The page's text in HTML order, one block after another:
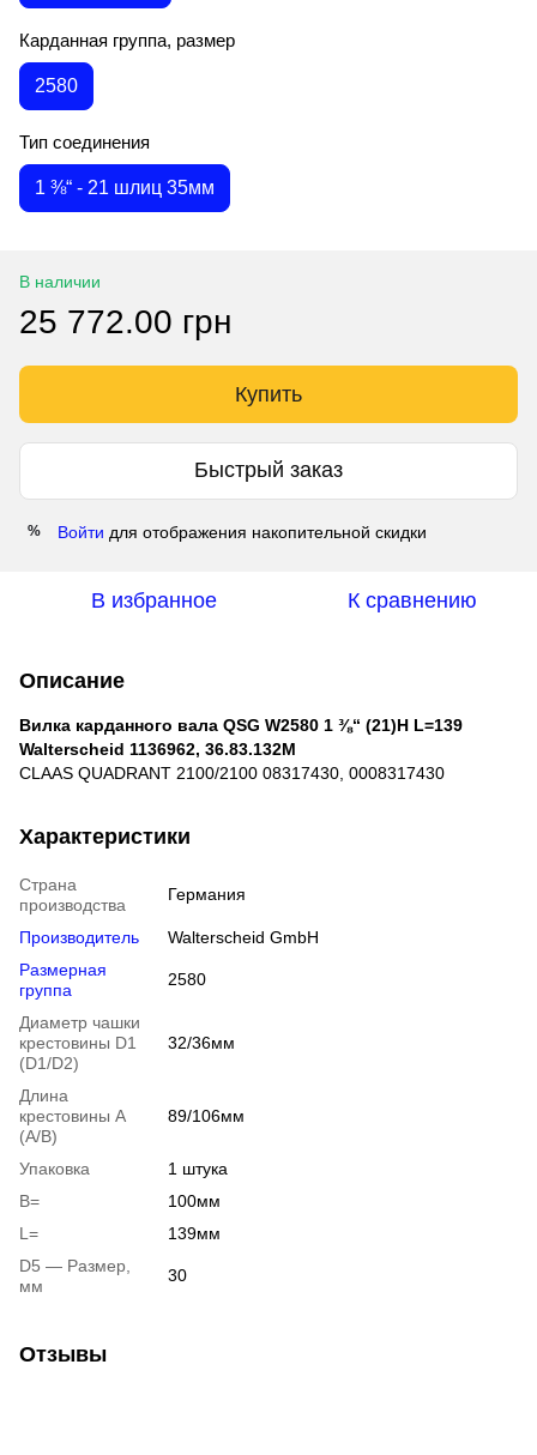
Карданная группа, размер
2580
Тип соединения
1 ⅜“ - 21 шлиц 35мм
В наличии
25 772.00 грн
Купить
Быстрый заказ
% Войти для отображения накопительной скидки
В избранное К сравнению
Описание
Вилка карданного вала QSG W2580 1 ⅜‘‘ (21)H L=139
Walterscheid 1136962, 36.83.132M
CLAAS QUADRANT 2100/2100 08317430, 0008317430
Характеристики
Страна
производства
Германия
Производитель
Walterscheid GmbH
Размерная
группа
2580
Диаметр чашки
крестовины D1
(D1/D2)
32/36мм
Длина
крестовины A
(A/B)
89/106мм
Упаковка
1 штука
B=
100мм
L=
139мм
D5 — Размер,
мм
30
Отзывы